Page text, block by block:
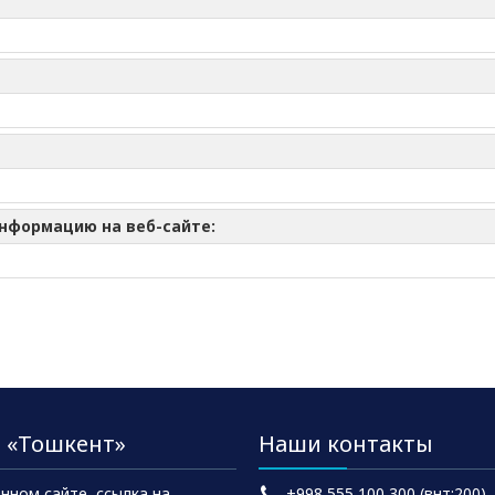
на веб-сайте:
Наши контакты